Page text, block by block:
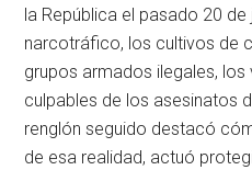
la República el pasado 20 de
narcotráfico, los cultivos de
grupos armados ilegales,
culpables de los asesinatos
renglón seguido destacó
de esa realidad, actuó